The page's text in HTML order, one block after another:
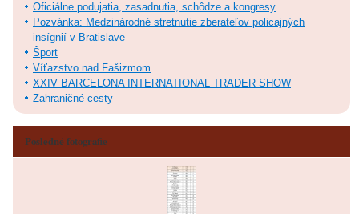
Oficiálne podujatia, zasadnutia, schôdze a kongresy
Pozvánka: Medzinárodné stretnutie zberateľov policajných
insígnií v Bratislave
Šport
Víťazstvo nad Fašizmom
XXIV BARCELONA INTERNATIONAL TRADER SHOW
Zahraničné cesty
Posledné fotografie